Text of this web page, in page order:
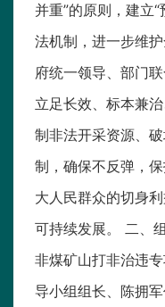
并重”的原则，建立
法机制，进一步维
府统一领导、部门
立足长效、标本兼
制非法开采资源、
制，确保不反弹，
大人民群众的切身
可持续发展。 二、
非煤矿山打非治违
导小组组长、陈拥